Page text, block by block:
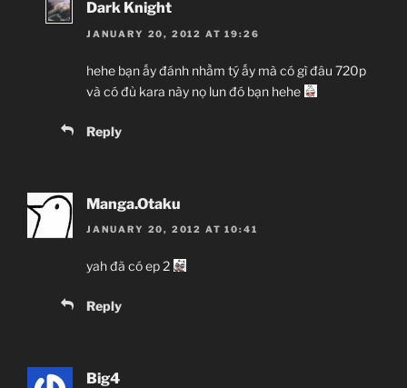
Dark Knight
JANUARY 20, 2012 AT 19:26
hehe bạn ấy đánh nhầm tý ấy mà có gì đâu 720p
và có đủ kara này nọ lun đó bạn hehe
Reply
Manga.Otaku
JANUARY 20, 2012 AT 10:41
yah đã có ep 2
Reply
Big4